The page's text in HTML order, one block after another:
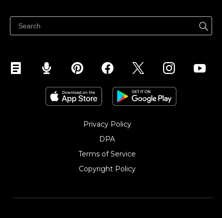
Eladás a Facebookon
Eladás Instagramon
Privacy Policy
DPA
Terms of Service
Copyright Policy‎